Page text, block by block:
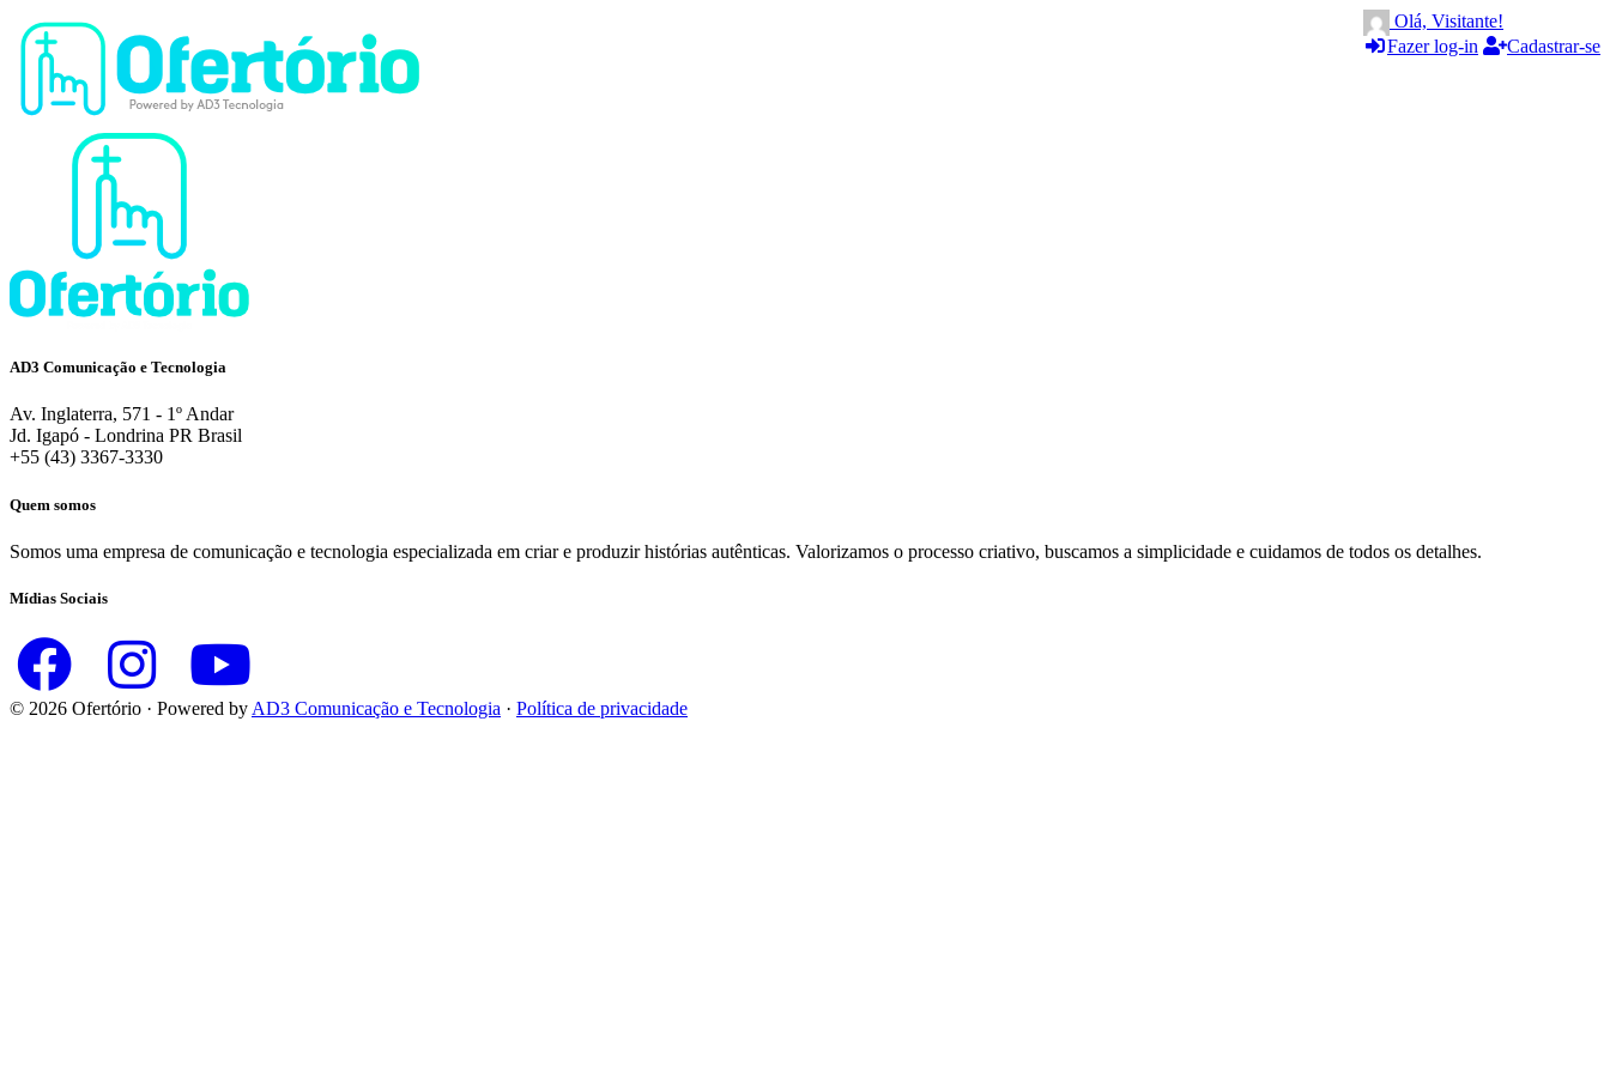
Olá, Visitante!
Fazer log-in
Cadastrar-se
AD3 Comunicação e Tecnologia
Av. Inglaterra, 571 - 1º Andar
Jd. Igapó - Londrina PR Brasil
+55 (43) 3367-3330
Quem somos
Somos uma empresa de comunicação e tecnologia especializada em criar e produzir histórias autênticas. Valorizamos o processo criativo, buscamos a simplicidade e cuidamos de todos os detalhes.
Mídias Sociais
© 2026 Ofertório · Powered by AD3 Comunicação e Tecnologia · Política de privacidade